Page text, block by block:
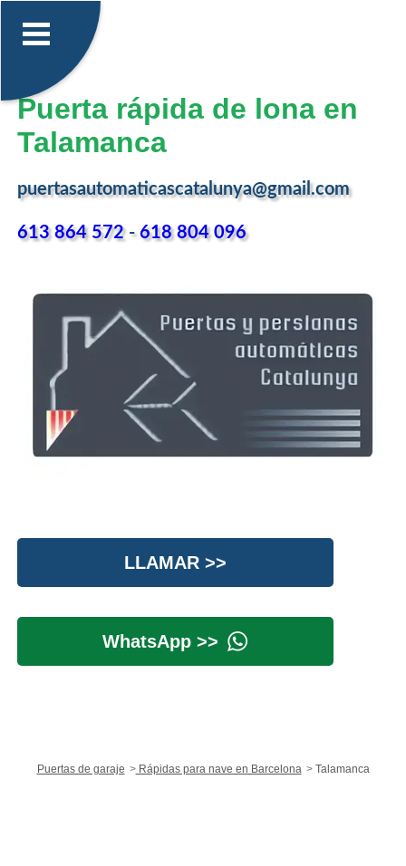
Puerta rápida de lona en
Talamanca
puertasautomaticascatalunya@gmail.com
613 864 572-618 804 096
LLAMAR >>
WhatsApp >>
Puertas de garaje Rápidas para nave en Barcelona Talamanca